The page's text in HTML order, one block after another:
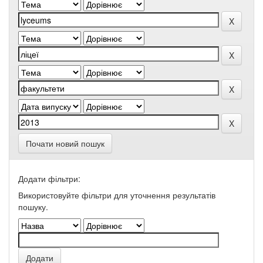
Почати новий пошук
Додати фільтри:
Використовуйте фільтри для уточнення результатів
пошуку.